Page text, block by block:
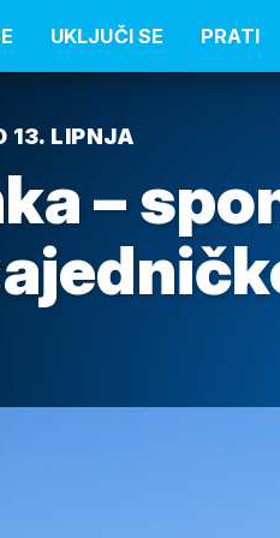
UKLJUČI SE PRATI
13. LIPNJA
–